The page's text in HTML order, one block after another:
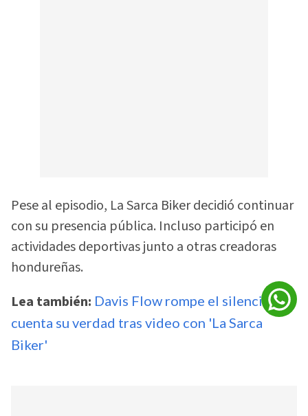
Pese al episodio, La Sarca Biker decidió continuar
con su presencia pública. Incluso participó en
actividades deportivas junto a otras creadoras
hondureñas.
Lea también: Davis Flow rompe el silencio y
cuenta su verdad tras video con 'La Sarca
Biker'